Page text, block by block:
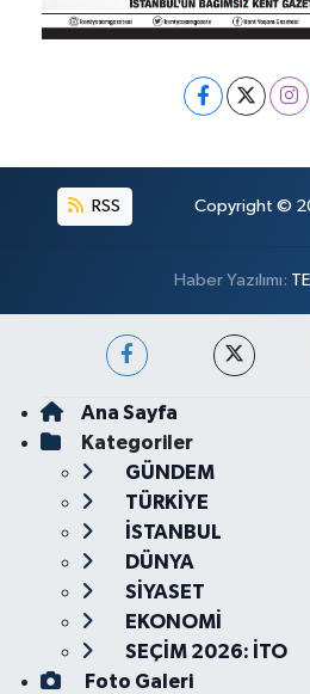
RSS Copyright ©
Haber Yazılımı:
Ana Sayfa
Kategoriler
GÜNDEM
TÜRKİYE
İSTANBUL
DÜNYA
SİYASET
EKONOMİ
SEÇİM 2026: İTO
Foto Galeri